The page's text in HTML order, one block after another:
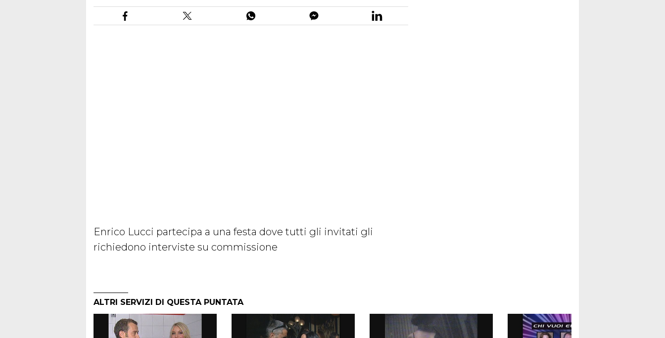
Enrico Lucci partecipa a una festa dove tutti gli invitati gli
richiedono interviste su commissione
ALTRI SERVIZI DI QUESTA PUNTATA